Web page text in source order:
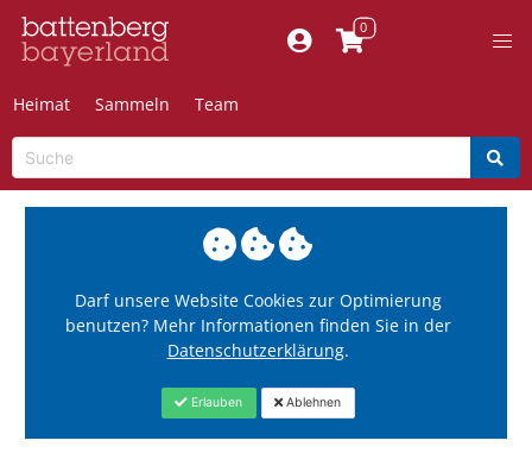
Heimat Sammeln Team
Darf unsere Website Cookies zur Optimierung
benutzen? Mehr Informationen finden Sie in der
Datenschutzerklärung.
Erlauben Ablehnen